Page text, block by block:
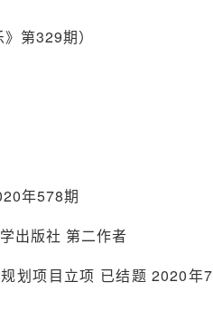
第329期）
年578期
出版社 第二作者
划项目立项 已结题 2020年7